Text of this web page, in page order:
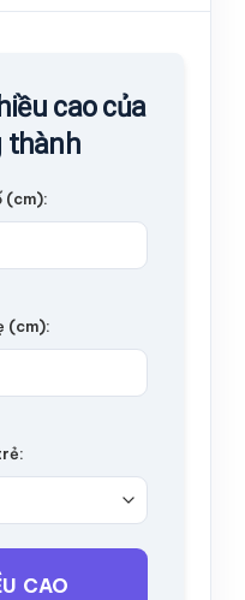
cao của
thành
(cm):
(cm):
CAO